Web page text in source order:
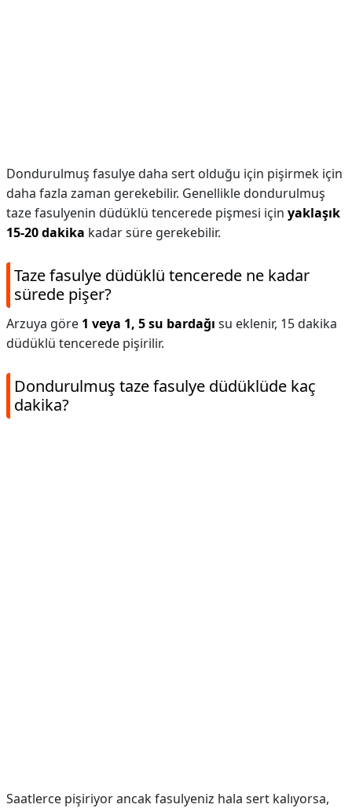
Dondurulmuş fasulye daha sert olduğu için pişirmek için
daha fazla zaman gerekebilir. Genellikle dondurulmuş
taze fasulyenin düdüklü tencerede pişmesi için yaklaşık
15-20 dakika kadar süre gerekebilir.
Taze fasulye düdüklü tencerede ne kadar
sürede pişer?
Arzuya göre 1 veya 1, 5 su bardağı su eklenir, 15 dakika
düdüklü tencerede pişirilir.
Dondurulmuş taze fasulye düdüklüde kaç
dakika?
Saatlerce pişiriyor ancak fasulyeniz hala sert kalıyorsa,